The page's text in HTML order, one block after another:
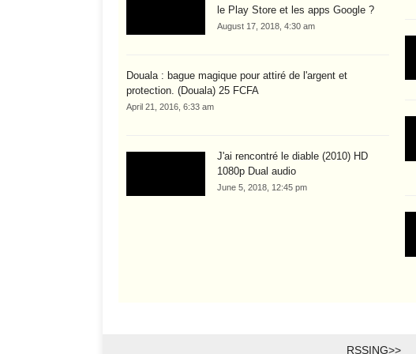
le Play Store et les apps Google ?
August 17, 2018, 4:30 am
Douala : bague magique pour attiré de l'argent et
protection. (Douala) 25 FCFA
April 21, 2016, 6:33 am
J'ai rencontré le diable (2010) HD
1080p Dual audio
June 5, 2018, 12:45 pm
RSSING>>